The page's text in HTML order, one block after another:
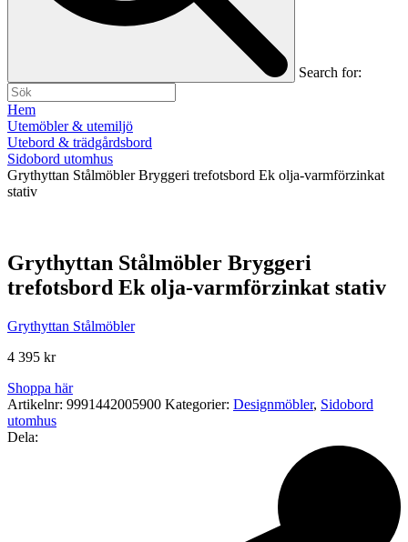
Search for:
Hem
Utemöbler & utemiljö
Utebord & trädgårdsbord
Sidobord utomhus
Grythyttan Stålmöbler Bryggeri trefotsbord Ek olja-varmförzinkat
stativ
Grythyttan Stålmöbler Bryggeri
trefotsbord Ek olja-varmförzinkat stativ
Grythyttan Stålmöbler
4 395 kr
Shoppa här
Artikelnr: 9991442005900 Kategorier: Designmöbler, Sidobord
utomhus
Dela: